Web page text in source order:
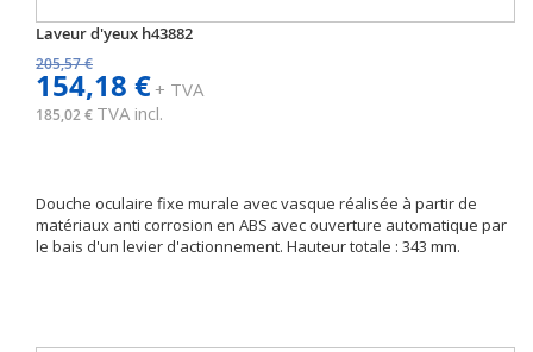
Laveur d'yeux h43882
205,57 €
154,18 €+ TVA
185,02 € TVA incl.
Douche oculaire fixe murale avec vasque réalisée à partir de
matériaux anti corrosion en ABS avec ouverture automatique par
le bais d'un levier d'actionnement. Hauteur totale : 343 mm.